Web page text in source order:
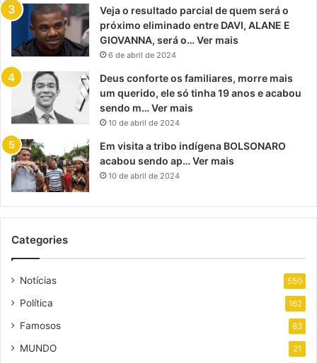
Veja o resultado parcial de quem será o
próximo eliminado entre DAVI, ALANE E
GIOVANNA, será o… Ver mais
6 de abril de 2024
Deus conforte os familiares, morre mais
um querido, ele só tinha 19 anos e acabou
sendo m… Ver mais
10 de abril de 2024
Em visita a tribo indígena BOLSONARO
acabou sendo ap… Ver mais
10 de abril de 2024
Categories
Notícias 550
Política 162
Famosos 83
MUNDO 21